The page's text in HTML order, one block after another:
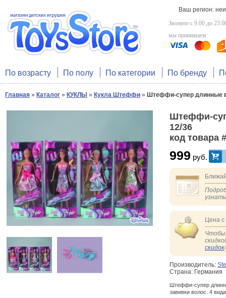
Ваш регион:
Звоните с 9.00 до
мы принимаем:
По возрасту По полу По категории По бренду
Главная » Каталог » КУКЛЫ » Кукла Штеффи » Штеффи-супер длинные
Штеффи-
12/36
код товара
999 руб.
Цена
Чтобы
скидок
Производитель:
Страна: Германия
Штеффи-супер
завивки волос. 4